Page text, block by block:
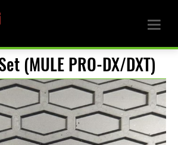
(MULE PRO-DX/DXT)